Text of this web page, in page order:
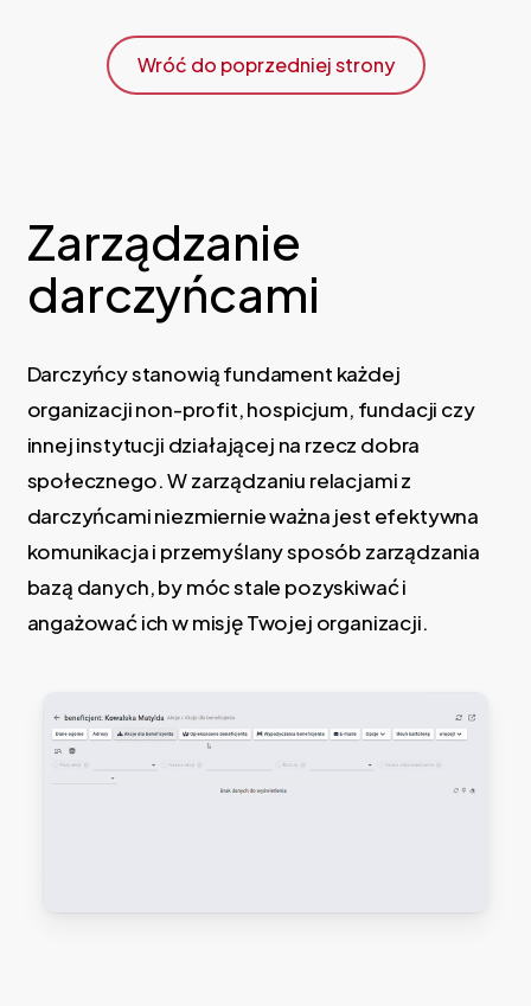
Wróć do poprzedniej strony
Zarządzanie
darczyńcami
Darczyńcy stanowią fundament każdej
organizacji non-profit, hospicjum, fundacji czy
innej instytucji działającej na rzecz dobra
społecznego. W zarządzaniu relacjami z
darczyńcami niezmiernie ważna jest efektywna
komunikacja i przemyślany sposób zarządzania
bazą danych, by móc stale pozyskiwać i
angażować ich w misję Twojej organizacji.